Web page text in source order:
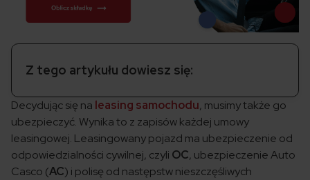
Z tego artykułu dowiesz się:
Decydując się na leasing samochodu, musimy także go
ubezpieczyć. Wynika to z zapisów każdej umowy
leasingowej. Leasingowany pojazd ma ubezpieczenie od
odpowiedzialności cywilnej, czyli OC, ubezpieczenie Auto
Casco (AC) i polisę od następstw nieszczęśliwych